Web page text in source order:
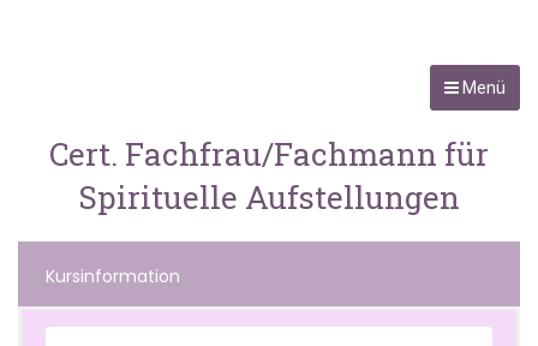
Menü
Cert. Fachfrau/Fachmann für
Spirituelle Aufstellungen
Kursinformation